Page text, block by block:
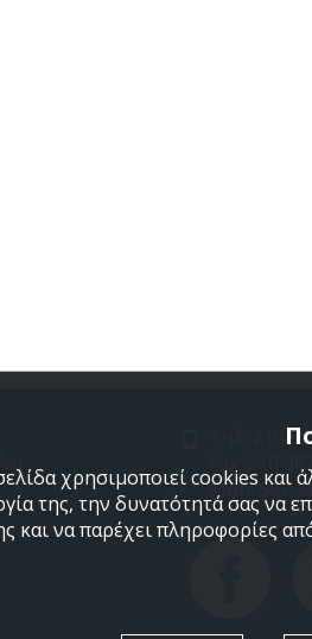
Τηλ: 210
Fax: 210
Mob: 697
χρησιμοποιεί cookies και
της, την δυνατότητά σας να
και να παρέχει πληροφορίες